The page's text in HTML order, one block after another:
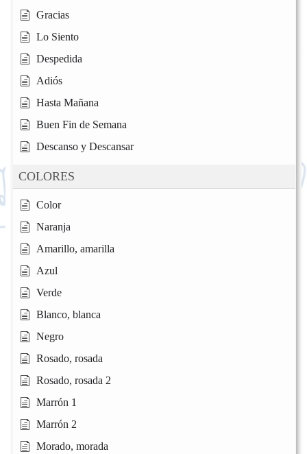
Gracias
Lo Siento
Despedida
Adiós
Hasta Mañana
Buen Fin de Semana
Descanso y Descansar
COLORES
Color
Naranja
Amarillo, amarilla
Azul
Verde
Blanco, blanca
Negro
Rosado, rosada
Rosado, rosada 2
Marrón 1
Marrón 2
Morado, morada